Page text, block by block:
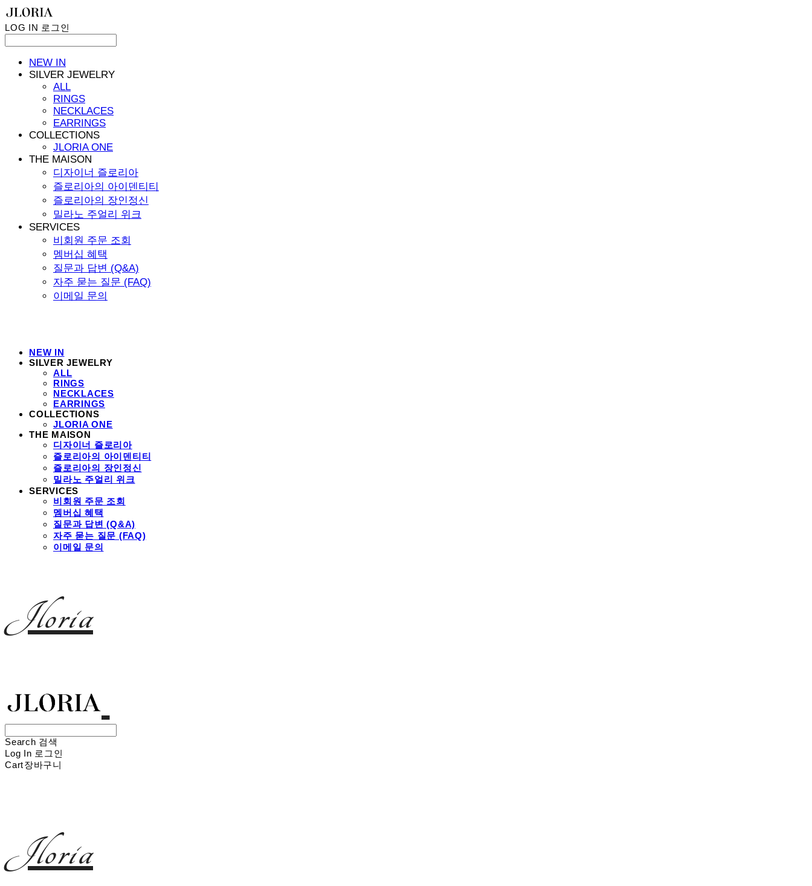
LOG IN 로그인
NEW IN
SILVER JEWELRY
ALL
RINGS
NECKLACES
EARRINGS
COLLECTIONS
JLORIA ONE
THE MAISON
디자이너 즐로리아
즐로리아의 아이덴티티
즐로리아의 장인정신
밀라노 주얼리 위크
SERVICES
비회원 주문 조회
멤버십 혜택
질문과 답변 (Q&A)
자주 묻는 질문 (FAQ)
이메일 문의
NEW IN
SILVER JEWELRY
ALL
RINGS
NECKLACES
EARRINGS
COLLECTIONS
JLORIA ONE
THE MAISON
디자이너 즐로리아
즐로리아의 아이덴티티
즐로리아의 장인정신
밀라노 주얼리 위크
SERVICES
비회원 주문 조회
멤버십 혜택
질문과 답변 (Q&A)
자주 묻는 질문 (FAQ)
이메일 문의
Jloria
Search 검색
Log In 로그인
Cart장바구니
Jloria